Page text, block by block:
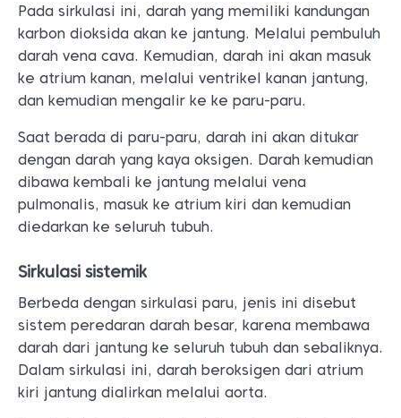
Pada sirkulasi ini, darah yang memiliki kandungan
karbon dioksida akan ke jantung. Melalui pembuluh
darah vena cava. Kemudian, darah ini akan masuk
ke atrium kanan, melalui ventrikel kanan jantung,
dan kemudian mengalir ke ke paru-paru.
Saat berada di paru-paru, darah ini akan ditukar
dengan darah yang kaya oksigen. Darah kemudian
dibawa kembali ke jantung melalui vena
pulmonalis, masuk ke atrium kiri dan kemudian
diedarkan ke seluruh tubuh.
Sirkulasi sistemik
Berbeda dengan sirkulasi paru, jenis ini disebut
sistem peredaran darah besar, karena membawa
darah dari jantung ke seluruh tubuh dan sebaliknya.
Dalam sirkulasi ini, darah beroksigen dari atrium
kiri jantung dialirkan melalui aorta.